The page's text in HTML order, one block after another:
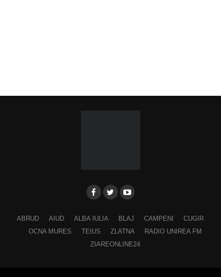
ABRUD AIUD ALBA IULIA BLAJ CAMPENI
CUGIR
OCNA MURES
TEIUS ZLATNA
RADIO UNIREA FM
ZIAREONLINE24